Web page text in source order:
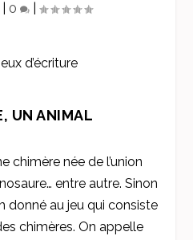
0 |
UN ANIMAL
chimère née de l’union
entre autre. Sinon
donné au jeu qui consiste
chimères. On appelle